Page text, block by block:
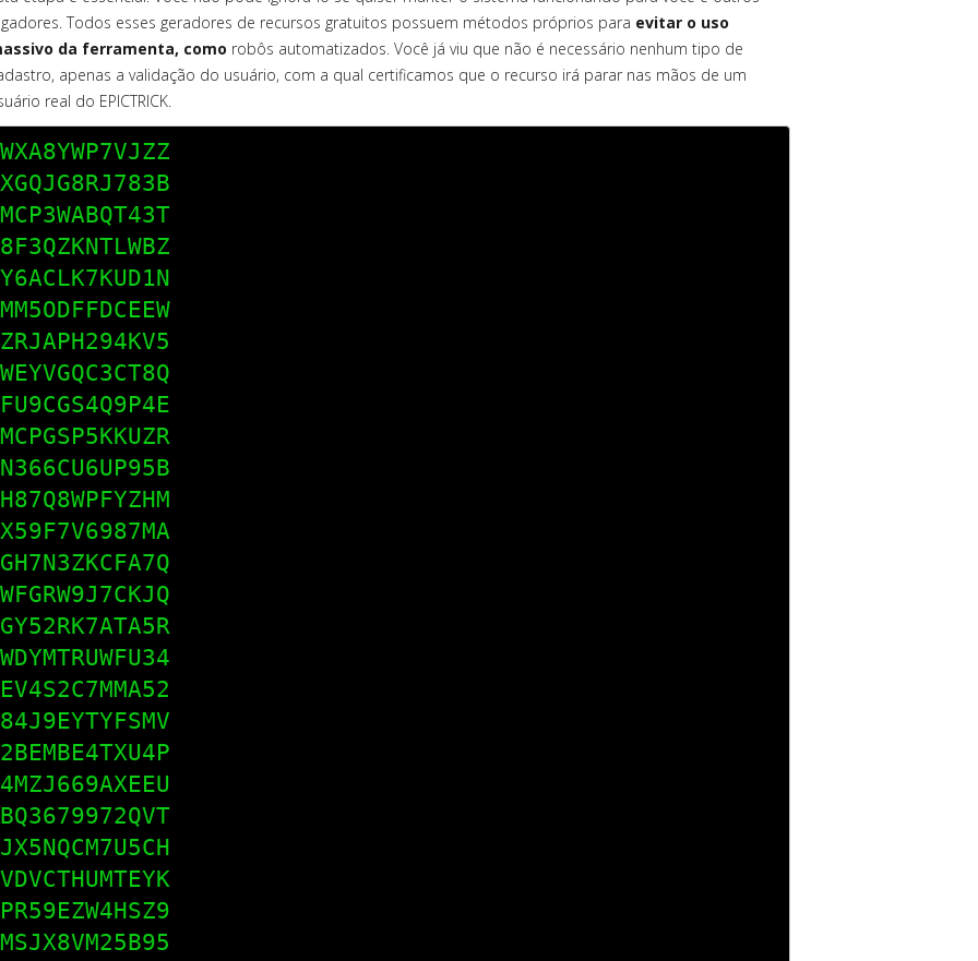
Todos esses geradores de recursos gratuitos possuem métodos próprios para evitar o uso
da ferramenta, como robôs automatizados. Você já viu que não é necessário nenhum tipo de
apenas a validação do usuário, com a qual certificamos que o recurso irá parar nas mãos de um
real do EPICTRICK.
WXA8YWP7VJZZ
XGQJG8RJ783B
MCP3WABQT43T
8F3QZKNTLWBZ
Y6ACLK7KUD1N
MM5ODFFDCEEW
ZRJAPH294KV5
WEYVGQC3CT8Q
FU9CGS4Q9P4E
MCPGSP5KKUZR
N366CU6UP95B
H87Q8WPFYZHM
X59F7V6987MA
GH7N3ZKCFA7Q
WFGRW9J7CKJQ
GY52RK7ATA5R
WDYMTRUWFU34
EV4S2C7MMA52
84J9EYTYFSMV
2BEMBE4TXU4P
4MZJ669AXEEU
BQ3679972QVT
JX5NQCM7U5CH
VDVCTHUMTEYK
PR59EZW4HSZ9
MSJX8VM25B95